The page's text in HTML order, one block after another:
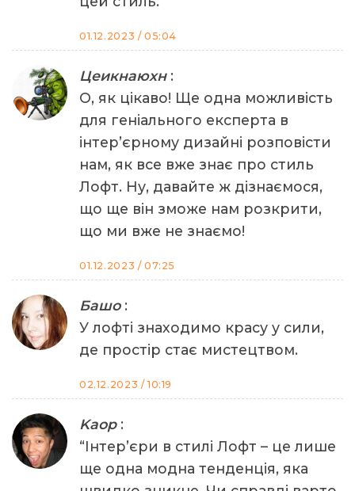
01.12.2023 / 05:04
Цеикнаюхн :
О, як цікаво! Ще одна можливість
для геніального експерта в
інтер’єрному дизайні розповісти
нам, як все вже знає про стиль
Лофт. Ну, давайте ж дізнаємося,
що ще він зможе нам розкрити,
що ми вже не знаємо!
01.12.2023 / 07:25
Башо :
У лофті знаходимо красу у сили,
де простір стає мистецтвом.
02.12.2023 / 10:19
Kaop :
“Інтер’єри в стилі Лофт – це лише
ще одна модна тенденція, яка